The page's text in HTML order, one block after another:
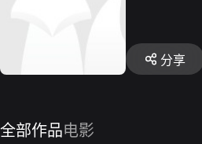
分享
全部作品电影